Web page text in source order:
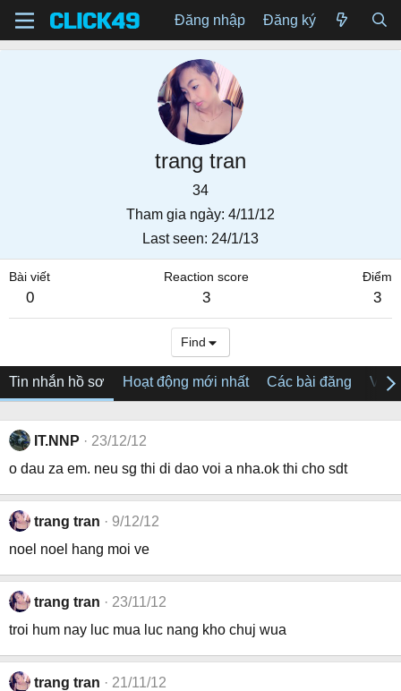
Đăng nhập Đăng ký
trang tran
34
Tham gia ngày 4/11/12
Last seen 24/1/13
Bài viết
0
Reaction score
3
Điểm
3
Find
Tin nhắn hồ sơ Hoạt động mới nhất Các bài đăng Về
IT.NNP
23/12/12
o dau za em. neu sg thi di dao voi a nha.ok thi cho sdt
trang tran
9/12/12
noel noel hang moi ve
trang tran
23/11/12
troi hum nay luc mua luc nang kho chuj wua
trang tran
21/11/12